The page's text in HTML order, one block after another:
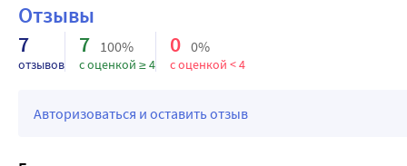
Отзывы
7
отзывов
7 100%
с оценкой ≥ 4
0 0%
с оценкой < 4
Авторизоваться и оставить отзыв